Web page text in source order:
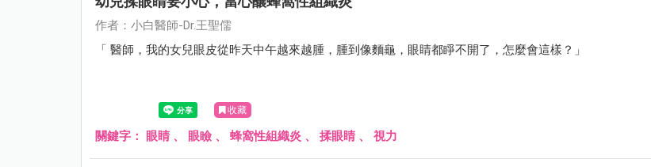
作者：小白醫師-Dr.王聖儒
「 醫師，我的女兒眼皮從昨天中午越來越腫，腫到像麵龜，眼睛都睜不開了，怎麼會這樣？」
收藏
關鍵字： 眼睛 、 眼瞼 、 蜂窩性組織炎 、 揉眼睛 、 視力